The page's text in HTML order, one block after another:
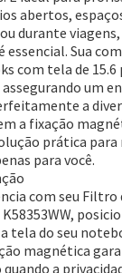
abertos,
durante
essencial. Sua
com tela de 15.6
um
a
a fixação
prática para
para você.
com seu Filtro
tela do seu
magnética
a